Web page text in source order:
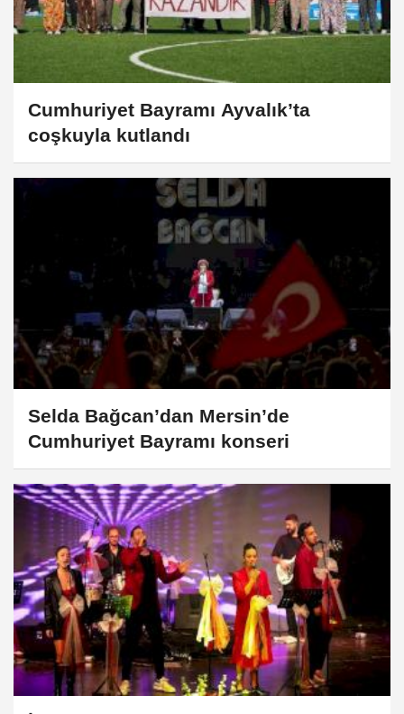
Cumhuriyet Bayramı Ayvalık’ta
coşkuyla kutlandı
Selda Bağcan’dan Mersin’de
Cumhuriyet Bayramı konseri